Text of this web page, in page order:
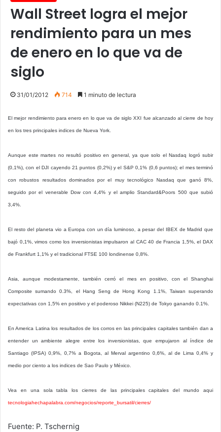
Wall Street logra el mejor
rendimiento para un mes
de enero en lo que va de
siglo
31/01/2012 714 1 minuto de lectura
El mejor rendimiento para enero en lo que va de siglo XXI fue alcanzado al cierre de hoy
en los tres principales indices de Nueva York.
Aunque este martes no resultó positivo en general, ya que solo el Nasdaq logró subir
(0,1%), con el DJI cayendo 21 puntos (0,2%) y el S&P 0,1% (0,6 puntos); el mes terminó
con robustos resultados dominados por el muy tecnológico Nasdaq que ganó 8%,
seguido por el venerable Dow con 4,4% y el amplio Standard&Poors 500 que subió
3,4%.
El resto del planeta vio a Europa con un día luminoso, a pesar del IBEX de Madrid que
bajó 0,1%, vimos como los inversionistas impulsaron al CAC 40 de Francia 1,5%, el DAX
de Frankfurt 1,1% y el tradicional FTSE 100 londinense 0,8%.
Asia, aunque modestamente, también cerró el mes en positivo, con el Shanghai
Composite sumando 0.3%, el Hang Seng de Hong Kong 1.1%, Taiwan superando
expectativas con 1,5% en positivo y el poderoso Nikkei (N225) de Tokyo ganando 0.1%.
En America Latina los resultados de los corros en las principales capitales también dan a
entender un ambiente alegre entre los inversionistas, que empujaron al índice de
Santiago (IPSA) 0,9%, 0,7% a Bogota, al Merval argentino 0,6%, al de Lima 0,4% y
medio por ciento a los indices de Sao Paulo y México.
Vea en una sola tabla los cierres de las principales capitales del mundo aqui
tecnologiahechapalabra.com/negocios/reporte_bursatil/cierres/
Fuente: P. Tschernig